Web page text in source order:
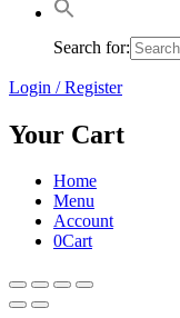
Search for:
Login / Register
Your Cart
Home
Menu
Account
0Cart